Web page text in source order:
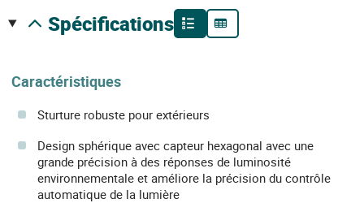
spécifications
Caractéristiques
Sturture robuste pour extérieurs
Design sphérique avec capteur hexagonal avec une
grande précision à des réponses de luminosité
environnementale et améliore la précision du contrôle
automatique de la lumière